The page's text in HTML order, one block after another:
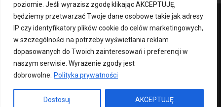
poziomie. Jeśli wyrazisz zgodę klikając AKCEPTUJĘ,
będziemy przetwarzać Twoje dane osobowe takie jak adresy
IP czy identyfikatory plików cookie do celów marketingowych,
w szczególności na potrzeby wyświetlania reklam
dopasowanych do Twoich zainteresowań i preferencji w
naszym serwisie. Wyrażenie zgody jest
dobrowolne.
Polityka prywatności
Dostosuj AKCEPTUJĘ
Kontakt O nas Patronat medialny